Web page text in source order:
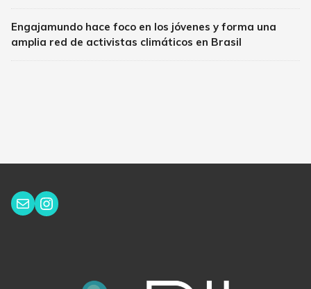
Engajamundo hace foco en los jóvenes y forma una
amplia red de activistas climáticos en Brasil
Correo electrónico
Instagram